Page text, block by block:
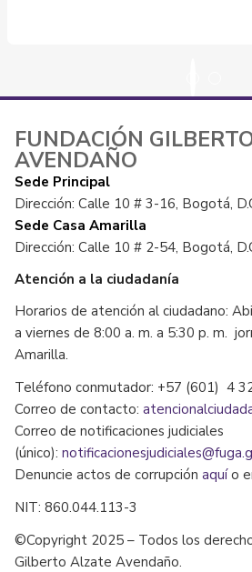
FUNDACIÓN
AVENDAÑO
Sede Principal
Dirección: Calle 10 # 3-16, Bogotá,
Sede Casa Amarilla
Dirección: Calle 10 # 2-54, Bogotá,
Atención a la ciudadanía
Horarios de atención al ciudadano:
a viernes de 8:00 a. m. a 5:30 p. m.
Amarilla.
Teléfono conmutador: +57 (601) 4
Correo de contacto:
Correo de notificaciones judiciales
(único):
Denuncie actos de corrupción aquío
NIT: 860.044.113-3
©Copyright 2025 – Todos los
Gilberto Alzate Avendaño.